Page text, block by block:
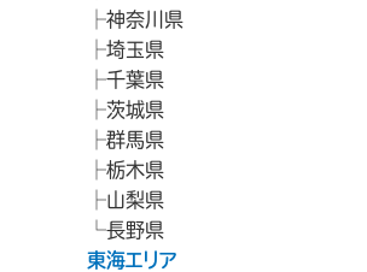
神奈川県
埼玉県
千葉県
茨城県
群馬県
栃木県
山梨県
長野県
東海エリア